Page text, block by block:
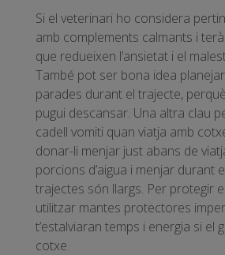
Si el veterinari ho considera
amb complements calmants i
que redueixen l’ansietat i el
També pot ser bona idea
parades durant el trajecte,
pugui descansar. Una altra clau
cadell vomiti quan viatja amb
donar-li menjar just abans de
porcions d’aigua i menjar durant
trajectes són llargs. Per protegir
utilitzar mantes protectores
t’estalviaran temps i energia si el
cotxe.